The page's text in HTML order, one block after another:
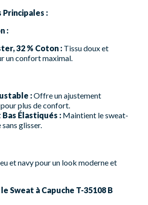
:
:
32 % Coton : Tissu doux et
un confort maximal.
:Offre un ajustement
plus de confort.
Élastiqués : Maintient le sweat-
glisser.
et navy pour un look moderne et
Sweat à Capuche T-35108 B